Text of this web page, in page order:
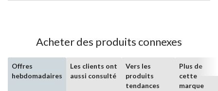
Acheter des produits connexes
Offres
hebdomadaires
Les clients ont
aussi consulté
Vers les
produits
tendances
Plus de
cette
marque